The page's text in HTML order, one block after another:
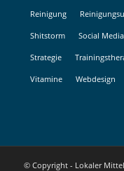
Reinigung
Shitstorm Social Media
Strategie
Vitamine Webdesign
© Copyright - Lokaler